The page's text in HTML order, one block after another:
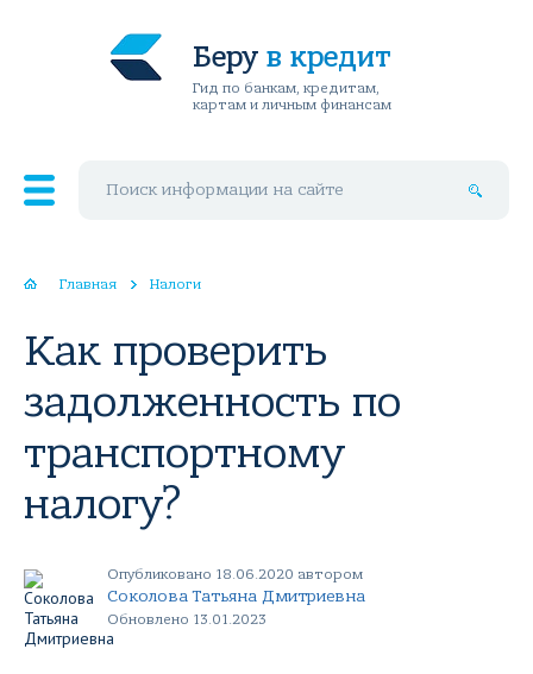
Беру в кредит
Гид по банкам, кредитам,
картам и личным финансам
Главная Налоги
Как проверить
задолженность по
транспортному
налогу?
Опубликовано 18.06.2020 автором
Соколова Татьяна Дмитриевна
Обновлено 13.01.2023